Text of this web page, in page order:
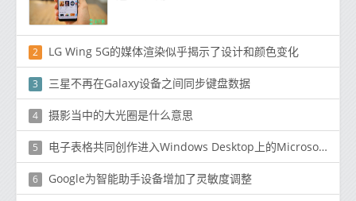
2 LG Wing 5G的媒体渲染似乎揭示了设计和颜色变化
3 三星不再在Galaxy设备之间同步键盘数据
4 摄影当中的大光圈是什么意思
5 电子表格共同创作进入Windows Desktop上的Microsoft Excel
6 Google为智能助手设备增加了灵敏度调整